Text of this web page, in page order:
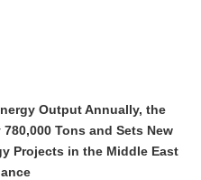
Output Annually, the
Tons and Sets New
Projects in the Middle East